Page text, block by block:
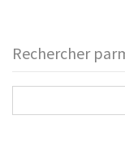
Rechercher